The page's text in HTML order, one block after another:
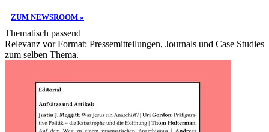
ZUM NEWSROOM »
Thematisch passend
Relevanz vor Format: Pressemitteilungen, Journals und Case Studies
zum selben Thema.